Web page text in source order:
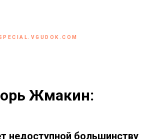
Жмакин:
недоступной большинству